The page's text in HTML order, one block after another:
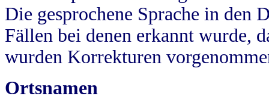
Die gesprochene Sprache in
Fällen bei denen erkannt wurde,
wurden Korrekturen
Ortsnamen